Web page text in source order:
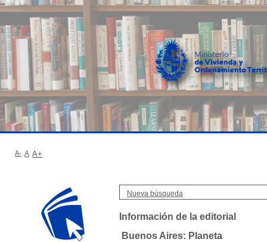
Nueva búsqueda
Información de la editorial
Buenos Aires: Planeta
A- A A+